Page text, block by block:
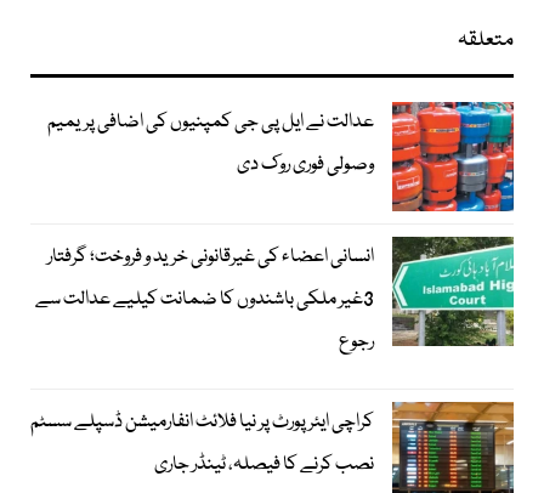
متعلقہ
عدالت نے ایل پی جی کمپنیوں کی اضافی پریمیم
وصولی فوری روک دی
انسانی اعضاء کی غیرقانونی خرید و فروخت؛ گرفتار
3غیر ملکی باشندوں کا ضمانت کیلیے عدالت سے
رجوع
کراچی ایئرپورٹ پر نیا فلائٹ انفارمیشن ڈسپلے سسٹم
نصب کرنے کا فیصلہ، ٹینڈر جاری